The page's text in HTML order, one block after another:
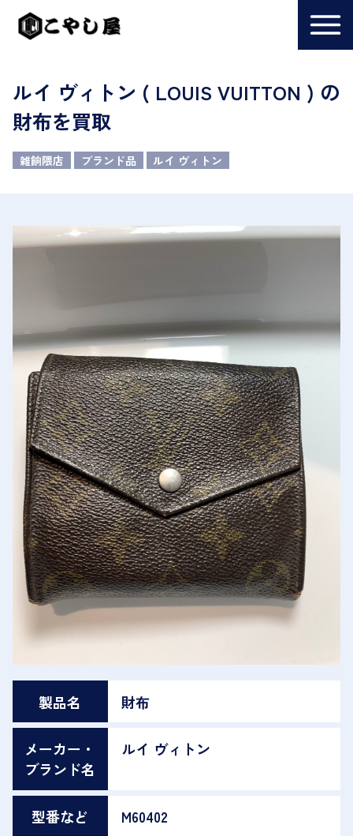
ルイ ヴィトン ( LOUIS VUITTON ) の
財布を買取
雑餉隈店 ブランド品 ルイ ヴィトン
製品名 財布
メーカー・
ブランド名
ルイ ヴィトン
型番など M60402